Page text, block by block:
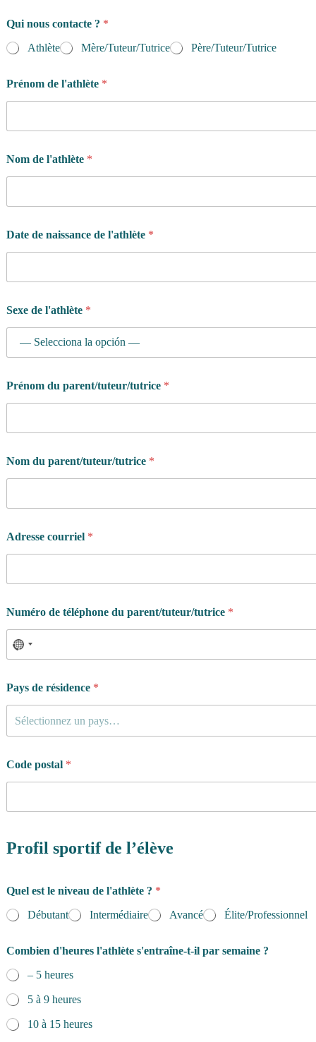
Qui nous contacte ? *
Athlète
Mère/Tuteur/Tutrice Père/Tuteur/Tutrice
'
o
c
t
i
g
r
d
e
Prénom de l'athlète *
Nom de l'athlète *
Date de naissance de l'athlète *
Sexe de l'athlète *
Prénom du parent/tuteur/tutrice *
Nom du parent/tuteur/tutrice *
Adresse courriel *
Numéro de téléphone du parent/tuteur/tutrice *
Pays de résidence *
Sélectionnez un pays…
Code postal *
Profil sportif de l’élève
Quel est le niveau de l'athlète ? *
Débutant
Intermédiaire Avancé Élite/Professionnel
Combien d'heures l'athlète s'entraîne-t-il par semaine ?
– 5 heures
5 à 9 heures
10 à 15 heures